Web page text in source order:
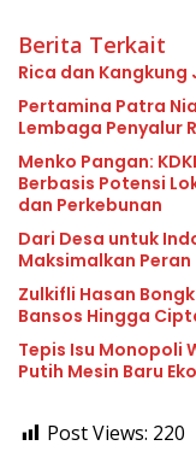
Berita Terkait
Rica dan
Pertamina Patra
Lembaga Penyalur
Menko Pangan:
Berbasis Potensi
dan Perkebunan
Dari Desa untuk
Maksimalkan
Zulkifli Hasan
Bansos Hingga
Tepis Isu Monopoli
Putih Mesin Baru
Post Views: 220